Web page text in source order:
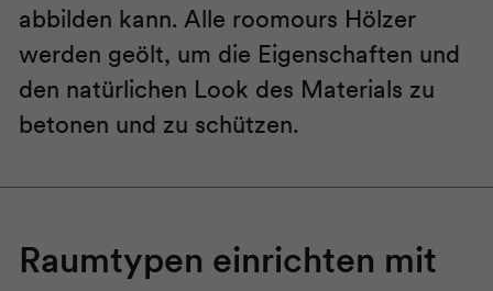
abbilden kann. Alle roomours Hölzer
werden geölt, um die Eigenschaften und
den natürlichen Look des Materials zu
betonen und zu schützen.
Raumtypen einrichten mit